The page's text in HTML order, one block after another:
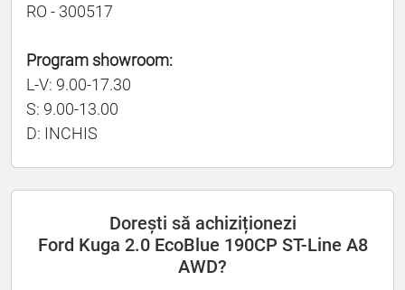
RO - 300517
Program showroom:
L-V: 9.00-17.30
S: 9.00-13.00
D: INCHIS
Dorești să achiziționezi
Ford Kuga 2.0 EcoBlue 190CP ST-Line A8
AWD?